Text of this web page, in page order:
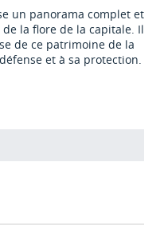
un panorama complet et
la flore de la capitale. Il
de ce patrimoine de la
et à sa protection.